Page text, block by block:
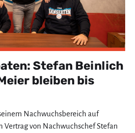
Stefan Beinlich
bleiben bis
Nachwuchsbereich auf
von Nachwuchschef Stefan